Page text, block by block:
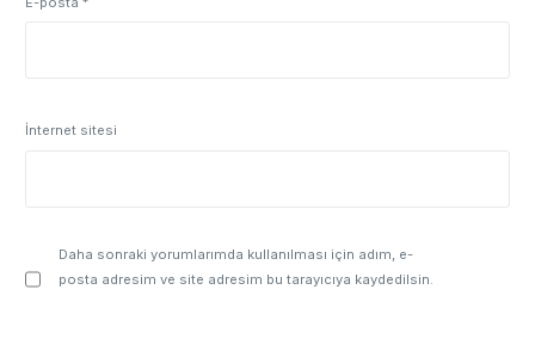
İnternet sitesi
Daha sonraki yorumlarımda kullanılması için adım, e-
posta adresim ve site adresim bu tarayıcıya kaydedilsin.